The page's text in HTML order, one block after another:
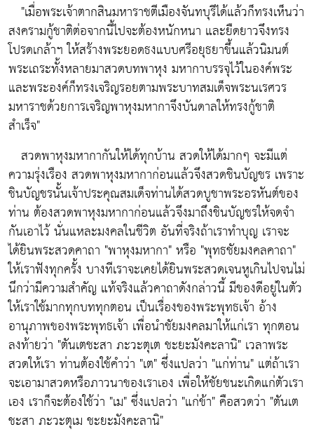
"เมื่อพระเจ้าตากสินมหาราชตีเมืองจันทบุรีได้แล้วก็ทรงเห็นว่า
สงครามกู้ชาติต่อจากนี้ไปจะต้องหนักหนา และยืดยาวจึงทรง
โปรดเกล้าฯ ให้สร้างพระยอดธงแบบศรีอยุธยาขึ้นแล้วนิมนต์
พระเถระทั้งหลายมาสวดบทพาหุง มหากาบรรจุไว้ในองค์พระ
และพระองค์ก็ทรงเจริญรอยตามพระบาทสมเด็จพระนเรศวร
มหาราชด้วยการเจริญพาหุงมหากาจึงบันดาลให้ทรงกู้ชาติ
สำเร็จ"
สวดพาหุงมหากากันให้ได้ทุกบ้าน สวดให้ได้มากๆ จะมีแต่
ความรุ่งเรือง สวดพาหุงมหากาก่อนแล้วจึงสวดชินบัญชร เพราะ
ชินบัญชรนั้นเจ้าประคุณสมเด็จท่านได้สวดบูชาพระอรหันต์ของ
ท่าน ต้องสวดพาหุงมหากาก่อนแล้วจึงมาถึงชินบัญชรให้จดจำ
กันเอาไว้ นั่นแหละมงคลในชีวิต อันที่จริงถ้าเราทำบุญ เราจะ
ได้ยินพระสวดคาถา "พาหุงมหากา" หรือ "พุทธชัยมงคลคาถา"
ให้เราฟังทุกครั้ง บางทีเราจะเคยได้ยินพระสวดเจนหูเกินไปจนไม่
นึกว่ามีความสำคัญ แท้จริงแล้วคาถาดังกล่าวนี้ มีของดีอยู่ในตัว
ให้เราใช้มากทุกบททุกตอน เป็นเรื่องของพระพุทธเจ้า อ้าง
อานุภาพของพระพุทธเจ้า เพื่อนำชัยมงคลมาให้แก่เรา ทุกตอน
ลงท้ายว่า "ตันเตชะสา ภะวะตุเต ชะยะมังคะลานิ" เวลาพระ
สวดให้เรา ท่านต้องใช้คำว่า "เต" ซึ่งแปลว่า "แก่ท่าน" แต่ถ้าเรา
จะเอามาสวดหรือภาวนาของเราเอง เพื่อให้ชัยชนะเกิดแก่ตัวเรา
เอง เราก็จะต้องใช้ว่า "เม" ซึ่งแปลว่า "แก่ข้า" คือสวดว่า "ตันเต
ชะสา ภะวะตุเม ชะยะมังคะลานิ"